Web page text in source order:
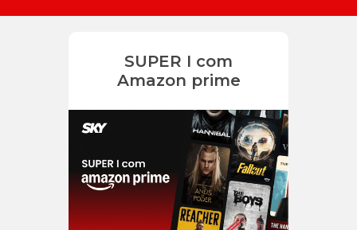
SUPER I com
Amazon prime